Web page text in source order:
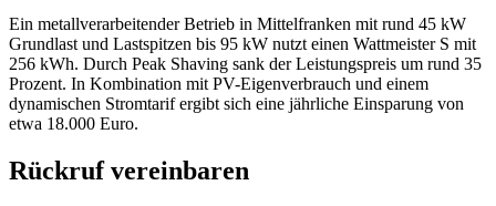
Ein metallverarbeitender Betrieb in Mittelfranken mit rund 45 kW
Grundlast und Lastspitzen bis 95 kW nutzt einen Wattmeister S mit
256 kWh. Durch Peak Shaving sank der Leistungspreis um rund 35
Prozent. In Kombination mit PV-Eigenverbrauch und einem
dynamischen Stromtarif ergibt sich eine jährliche Einsparung von
etwa 18.000 Euro.
Rückruf vereinbaren